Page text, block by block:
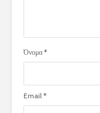
Όνομα *
Email *